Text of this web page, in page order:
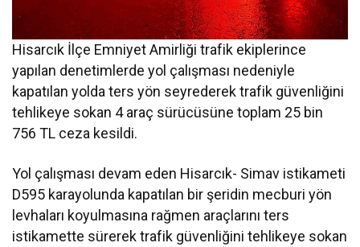
Hisarcık İlçe Emniyet Amirliği trafik ekiplerince
yapılan denetimlerde yol çalışması nedeniyle
kapatılan yolda ters yön seyrederek trafik güvenliğini
tehlikeye sokan 4 araç sürücüsüne toplam 25 bin
756 TL ceza kesildi.
Yol çalışması devam eden Hisarcık- Simav istikameti
D595 karayolunda kapatılan bir şeridin mecburi yön
levhaları koyulmasına rağmen araçlarını ters
istikamette sürerek trafik güvenliğini tehlikeye sokan